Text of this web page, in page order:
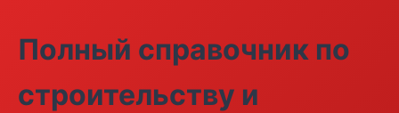
Полный справочник по
строительству и